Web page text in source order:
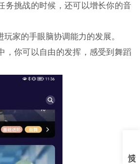
务挑战的时候，还可以增长你的音
家的手眼脑协调能力的发展。
，你可以自由的发挥，感受到舞蹈